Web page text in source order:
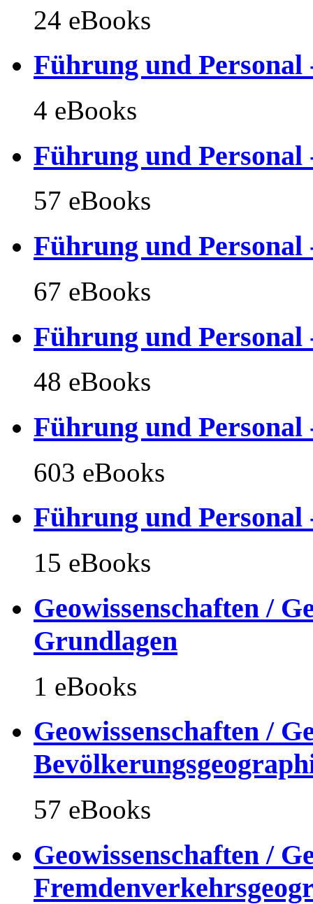
24 eBooks
Führung und
4 eBooks
Führung und
57 eBooks
Führung und
67 eBooks
Führung und
48 eBooks
Führung und Personal
603 eBooks
Führung und Personal
15 eBooks
Geowissenschaften /
Grundlagen
1 eBooks
Geowissenschaften /
57 eBooks
Geowissenschaften /